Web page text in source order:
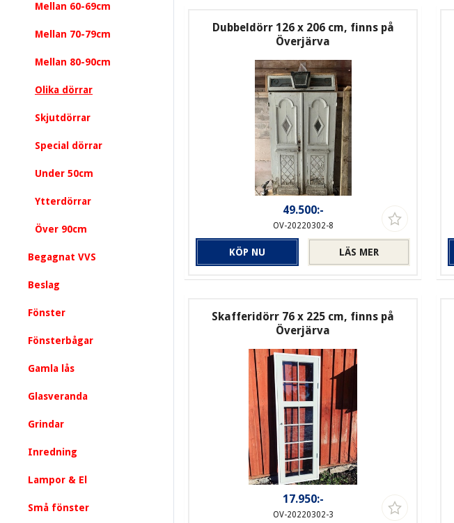
Mellan 60-69cm
Mellan 70-79cm
Mellan 80-90cm
Olika dörrar
Skjutdörrar
Special dörrar
Under 50cm
Ytterdörrar
Över 90cm
Begagnat VVS
Beslag
Fönster
Fönsterbågar
Gamla lås
Glasveranda
Grindar
Inredning
Lampor & El
Små fönster
Dubbeldörr 126 x 206 cm, finns på
Överjärva
49.500:-
OV-20220302-8
LÄS MER
KÖP NU
Skafferidörr 76 x 225 cm, finns på
Överjärva
17.950:-
OV-20220302-3